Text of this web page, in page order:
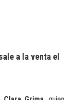
a la venta el